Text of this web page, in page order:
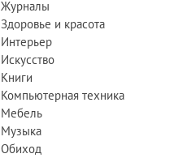
Журналы
Здоровье и красота
Интерьер
Искусство
Книги
Компьютерная техника
Мебель
Музыка
Обиход